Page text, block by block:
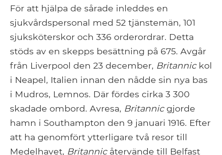
För att hjälpa de sårade inleddes en
sjukvårdspersonal med 52 tjänstemän, 101
sjuksköterskor och 336 orderordrar. Detta
stöds av en skepps besättning på 675. Avgår
från Liverpool den 23 december, Britannickol
i Neapel, Italien innan den nådde sin nya bas
i Mudros, Lemnos. Där fördes cirka 3 300
skadade ombord. Avresa, Britannicgjorde
hamn i Southampton den 9 januari 1916. Efter
att ha genomfört ytterligare två resor till
Medelhavet, Britannicåtervände till Belfast